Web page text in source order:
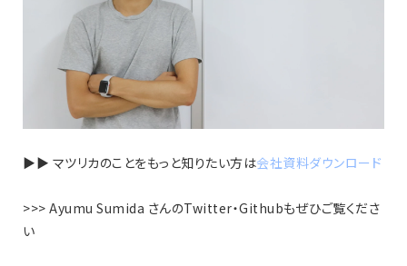
▶︎▶︎ マツリカのことをもっと知りたい方は会社資料ダウンロード
>>> Ayumu Sumida さんのTwitter・Githubもぜひご覧くださ
い